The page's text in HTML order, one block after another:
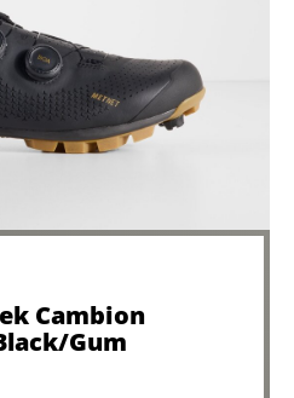
Cambion
Gum